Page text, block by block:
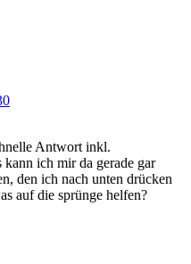
Antwort inkl.
ich mir da gerade gar
den ich nach unten drücken
auf die sprünge helfen?